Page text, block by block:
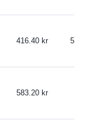
416.40
583.20